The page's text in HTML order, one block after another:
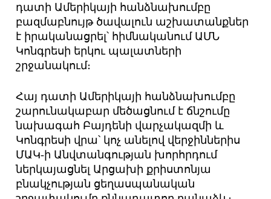
դատի Ամերիկայի հանձնախումբը
բազմաբնույթ ծավալուն աշխատանքներ
է իրականացրել՝ հիմնականում ԱՄՆ
Կոնգրեսի երկու պալատների
շրջանակում։
Հայ դատի Ամերիկայի հանձնախումբը
շարունակաբար մեծացնում է ճնշումը
նախագահ Բայդենի վարչակազմի և
Կոնգրեսի վրա՝ կոչ անելով վերջիններիս
ՄԱԿ-ի Անվտանգության խորհրդում
ներկայացնել Արցախի քրիստոնյա
բնակչության ցեղասպանական